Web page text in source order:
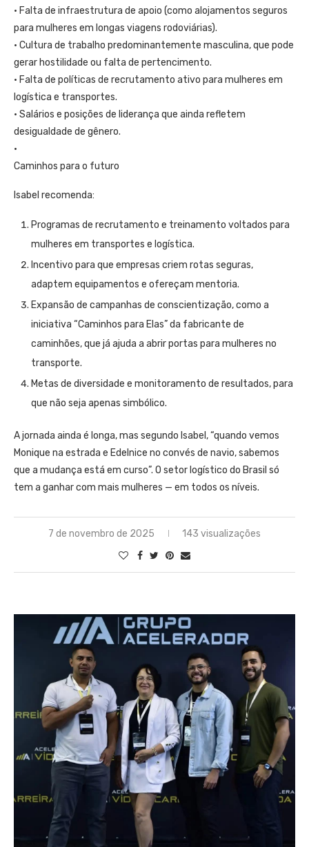
• Falta de infraestrutura de apoio (como alojamentos seguros
para mulheres em longas viagens rodoviárias).
• Cultura de trabalho predominantemente masculina, que pode
gerar hostilidade ou falta de pertencimento.
• Falta de políticas de recrutamento ativo para mulheres em
logística e transportes.
• Salários e posições de liderança que ainda refletem
desigualdade de gênero.
•
Caminhos para o futuro
Isabel recomenda:
Programas de recrutamento e treinamento voltados para
mulheres em transportes e logística.
Incentivo para que empresas criem rotas seguras,
adaptem equipamentos e ofereçam mentoria.
Expansão de campanhas de conscientização, como a
iniciativa “Caminhos para Elas” da fabricante de
caminhões, que já ajuda a abrir portas para mulheres no
transporte.
Metas de diversidade e monitoramento de resultados, para
que não seja apenas simbólico.
A jornada ainda é longa, mas segundo Isabel, “quando vemos
Monique na estrada e Edelnice no convés de navio, sabemos
que a mudança está em curso”. O setor logístico do Brasil só
tem a ganhar com mais mulheres — em todos os níveis.
7 de novembro de 2025 143 visualizações